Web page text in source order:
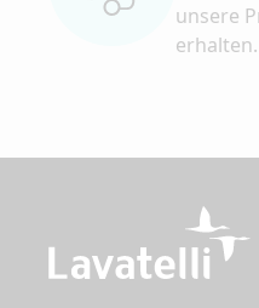
unsere
erhalten.